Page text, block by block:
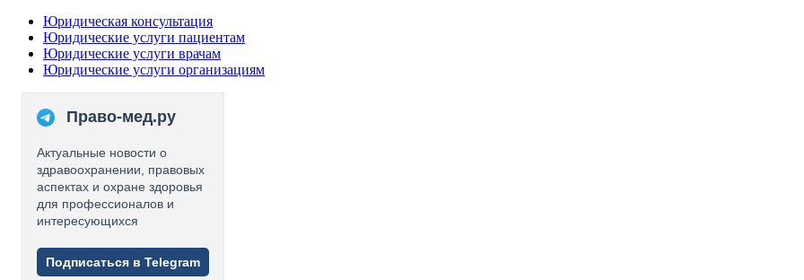
Юридическая консультация
Юридические услуги пациентам
Юридические услуги врачам
Юридические услуги организациям
Право-мед.ру
Актуальные новости о
здравоохранении, правовых
аспектах и охране здоровья
для профессионалов и
интересующихся
Подписаться в Telegram